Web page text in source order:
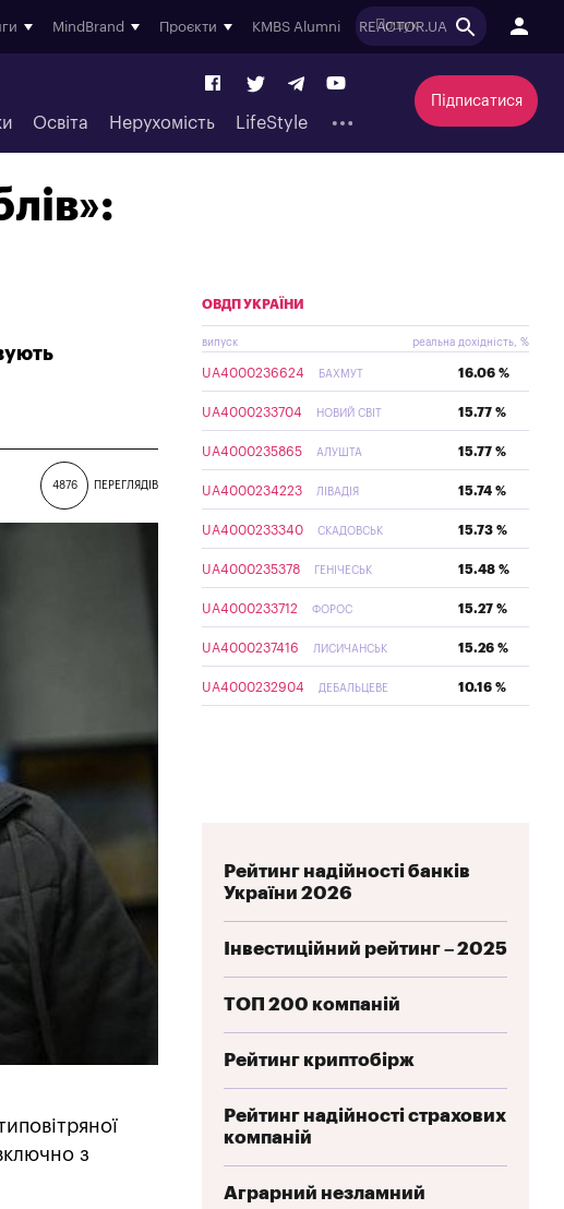
MindBrand Проєкти KMBS Alumni REACTOR.UA
Освіта Нерухомість LifeStyle
Підписатися
4876 ПЕРЕГЛЯДІВ
з
ОВДП УКРАЇНИ
випуск реальна дохідність, %
UA4000236624 БАХМУТ 16.06 %
UA4000233704 НОВИЙ СВІТ 15.77 %
UA4000235865 АЛУШТА 15.77 %
UA4000234223 ЛІВАДІЯ 15.74 %
UA4000233340 СКАДОВСЬК 15.73 %
UA4000235378 ГЕНІЧЕСЬК 15.48 %
UA4000233712 ФОРОС 15.27 %
UA4000237416 ЛИСИЧАНСЬК 15.26 %
UA4000232904 ДЕБАЛЬЦЕВЕ 10.16 %
Рейтинг надійності банків
України 2026
Інвестиційний рейтинг – 2025
ТОП 200 компаній
Рейтинг криптобірж
Рейтинг надійності страхових
компаній
Аграрний незламний